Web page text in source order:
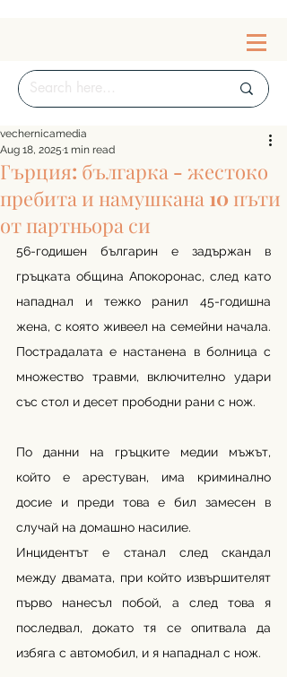
Гърция: българка - жестоко
пребита и намушкана 10 пъти
от партньора си
vechernicamedia
Aug 18, 2025 1 min read
56-годишен българин е задържан в
гръцката община Апокоронас, след като
нападнал и тежко ранил 45-годишна
жена, с която живеел на семейни начала.
Пострадалата е настанена в болница с
множество травми, включително удари
със стол и десет прободни рани с нож.
По данни на гръцките медии мъжът,
който е арестуван, има криминално
досие и преди това е бил замесен в
случай на домашно насилие.
Инцидентът е станал след скандал
между двамата, при който извършителят
първо нанесъл побой, а след това я
последвал, докато тя се опитвала да
избяга с автомобил, и я нападнал с нож.